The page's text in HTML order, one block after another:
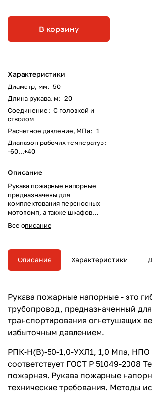
В корзину
Характеристики
Диаметр, мм: 50
Длина рукава, м: 20
Соединение: С головкой и
стволом
Расчетное давление, МПа: 1
Диапазон рабочих температур:
-60...+40
Описание
Рукава пожарные напорные
предназначены для
комплектования переносных
мотопомп, а также шкафов
внутренних пожарных кранов в
жилых зданиях, детских и
банках и т.д.
Все описание
Описание Характеристики
Рукава пожарные напорные - это
трубопровод, предназначенный для
транспортирования огнетушащих
избыточным давлением.
РПК-Н(В)-50-1,0-УХЛ1, 1,0 Мпа, НПО
соответствует ГОСТ Р 51049-2008
пожарная. Рукава пожарные
технические требования. Методы